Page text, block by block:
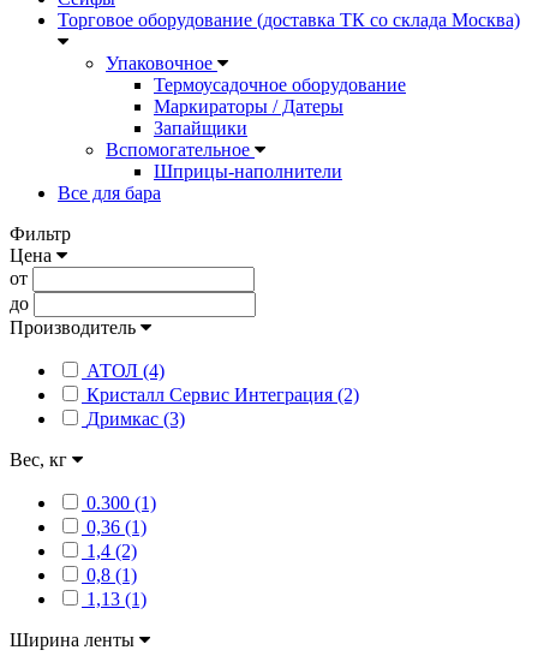
Торговое оборудование (доставка ТК со склада Москва)
Упаковочное
Термоусадочное оборудование
Маркираторы / Датеры
Запайщики
Вспомогательное
Шприцы-наполнители
Все для бара
Фильтр
Цена
от
до
Производитель
АТОЛ (4)
Кристалл Сервис Интеграция (2)
Дримкас (3)
Вес, кг
0.300 (1)
0,36 (1)
1,4 (2)
0,8 (1)
1,13 (1)
Ширина ленты